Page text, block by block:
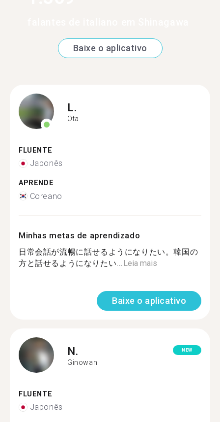
Baixe o aplicativo
L.
Ota
FLUENTE
Japonês
APRENDE
Coreano
Minhas metas de aprendizado
日常会話が流暢に話せるようになりたい。韓国の
方と話せるようになりたい... Leia mais
Baixe o aplicativo
N.
Ginowan
NEW
FLUENTE
Japonês